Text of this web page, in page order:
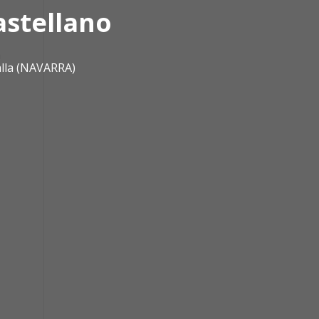
(NAVARRA)